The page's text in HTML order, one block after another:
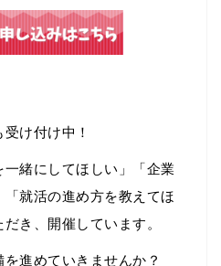
け付け中！
緒にしてほしい」「企業
就活の進め方を教えてほ
き、開催しています。
進めていきませんか？